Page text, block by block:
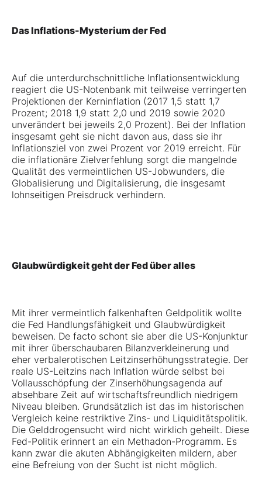
Das Inflations-Mysterium der Fed
Auf die unterdurchschnittliche Inflationsentwicklung
reagiert die US-Notenbank mit teilweise verringerten
Projektionen der Kerninflation (2017 1,5 statt 1,7
Prozent; 2018 1,9 statt 2,0 und 2019 sowie 2020
unverändert bei jeweils 2,0 Prozent). Bei der Inflation
insgesamt geht sie nicht davon aus, dass sie ihr
Inflationsziel von zwei Prozent vor 2019 erreicht. Für
die inflationäre Zielverfehlung sorgt die mangelnde
Qualität des vermeintlichen US-Jobwunders, die
Globalisierung und Digitalisierung, die insgesamt
lohnseitigen Preisdruck verhindern.
Glaubwürdigkeit geht der Fed über alles
Mit ihrer vermeintlich falkenhaften Geldpolitik wollte
die Fed Handlungsfähigkeit und Glaubwürdigkeit
beweisen. De facto schont sie aber die US-Konjunktur
mit ihrer überschaubaren Bilanzverkleinerung und
eher verbalerotischen Leitzinserhöhungsstrategie. Der
reale US-Leitzins nach Inflation würde selbst bei
Vollausschöpfung der Zinserhöhungsagenda auf
absehbare Zeit auf wirtschaftsfreundlich niedrigem
Niveau bleiben. Grundsätzlich ist das im historischen
Vergleich keine restriktive Zins- und Liquiditätspolitik.
Die Gelddrogensucht wird nicht wirklich geheilt. Diese
Fed-Politik erinnert an ein Methadon-Programm. Es
kann zwar die akuten Abhängigkeiten mildern, aber
eine Befreiung von der Sucht ist nicht möglich.